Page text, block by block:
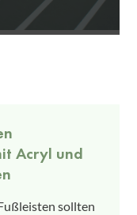
Acryl und
sollten